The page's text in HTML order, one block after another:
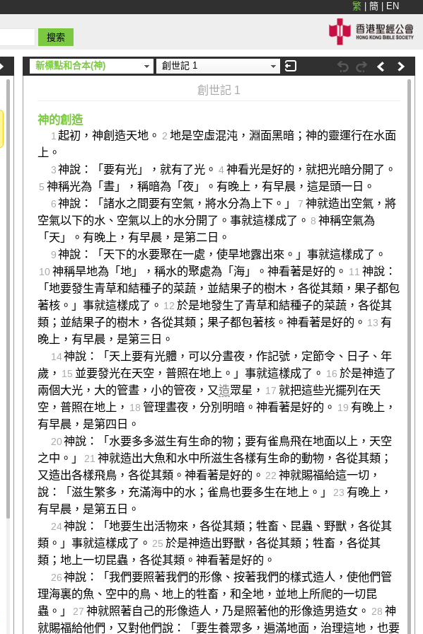
繁 簡 EN
新標點和合本(神) 創世記 1
創世記 1
神的創造
1 起初，神創造天地。 2 地是空虛混沌，淵面黑暗；神的靈運行在水面
上。
3 神說：「要有光」，就有了光。 4神看光是好的，就把光暗分開了。
5 神稱光為「晝」，稱暗為「夜」。有晚上，有早晨，這是頭一日。
6 神說：「諸水之間要有空氣，將水分為上下。」 7 神就造出空氣，將
空氣以下的水、空氣以上的水分開了。事就這樣成了。 8 神稱空氣為
「天」。有晚上，有早晨，是第二日。
9 神說：「天下的水要聚在一處，使旱地露出來。」事就這樣成了。
10 神稱旱地為「地」，稱水的聚處為「海」。神看著是好的。 11 神說：
「地要發生青草和結種子的菜蔬，並結果子的樹木，各從其類，果子都包
著核。」事就這樣成了。 12 於是地發生了青草和結種子的菜蔬，各從其
類；並結果子的樹木，各從其類；果子都包著核。神看著是好的。 13 有
晚上，有早晨，是第三日。
14神說：「天上要有光體，可以分晝夜，作記號，定節令、日子、年
歲， 15 並要發光在天空，普照在地上。」事就這樣成了。 16 於是神造了
兩個大光，大的管晝，小的管夜，又造眾星， 17 就把這些光擺列在天
空，普照在地上， 18 管理晝夜，分別明暗。神看著是好的。 19 有晚上，
有早晨，是第四日。
20 神說：「水要多多滋生有生命的物；要有雀鳥飛在地面以上，天空
之中。」
21 神就造出大魚和水中所滋生各樣有生命的動物，各從其類；
又造出各樣飛鳥，各從其類。神看著是好的。 22 神就賜福給這一切，
說：「滋生繁多，充滿海中的水；雀鳥也要多生在地上。」
23 有晚上，
有早晨，是第五日。
24神說：「地要生出活物來，各從其類；牲畜、昆蟲、野獸，各從其
類。」事就這樣成了。 25 於是神造出野獸，各從其類；牲畜，各從其
類；地上一切昆蟲，各從其類。神看著是好的。
26 神說：「我們要照著我們的形像、按著我們的樣式造人，使他們管
理海裏的魚、空中的鳥、地上的牲畜，和全地，並地上所爬的一切昆
蟲。」
27 神就照著自己的形像造人，乃是照著他的形像造男造女。 28 神
就賜福給他們，又對他們說：「要生養眾多，遍滿地面，治理這地，也要